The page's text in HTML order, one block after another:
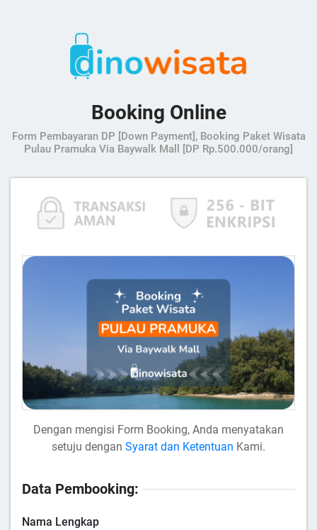
Booking Online
Form Pembayaran DP [Down Payment], Booking Paket Wisata
Pulau Pramuka Via Baywalk Mall [DP Rp.500.000/orang]
Dengan mengisi Form Booking, Anda menyatakan
setuju dengan Syarat dan Ketentuan Kami.
Data Pembooking:
Nama Lengkap